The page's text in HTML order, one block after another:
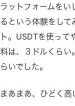
ラットフォームを
るという体験をし
ト。USDTを使っ
料は、３ドルくらい
らいでした。
まあまあ、ひどく高